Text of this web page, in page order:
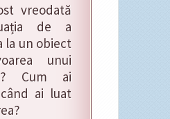
vreodată
de a
la un obiect
unui
Cum ai
ai luat